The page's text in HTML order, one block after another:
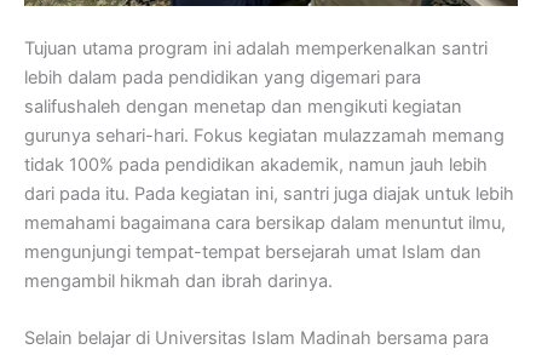
Tujuan utama program ini adalah memperkenalkan santri
lebih dalam pada pendidikan yang digemari para
salifushaleh dengan menetap dan mengikuti kegiatan
gurunya sehari-hari. Fokus kegiatan mulazzamah memang
tidak 100% pada pendidikan akademik, namun jauh lebih
dari pada itu. Pada kegiatan ini, santri juga diajak untuk lebih
memahami bagaimana cara bersikap dalam menuntut ilmu,
mengunjungi tempat-tempat bersejarah umat Islam dan
mengambil hikmah dan ibrah darinya.
Selain belajar di Universitas Islam Madinah bersama para